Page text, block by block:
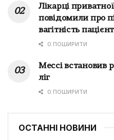
Лікарці
повідомили про
вагітність
0 ПОШИРИТИ
Мессі встановив
ліг
0 ПОШИРИТИ
ОСТАННІ НОВИНИ